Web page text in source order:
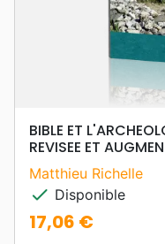
BIBLE ET
REVISEE ET
Matthieu Richelle
check Disponible
Prix
17,06 €